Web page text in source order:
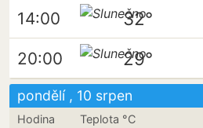
14:00 32°
20:00 29°
pondělí , 10 srpen
Hodina Teplota °C